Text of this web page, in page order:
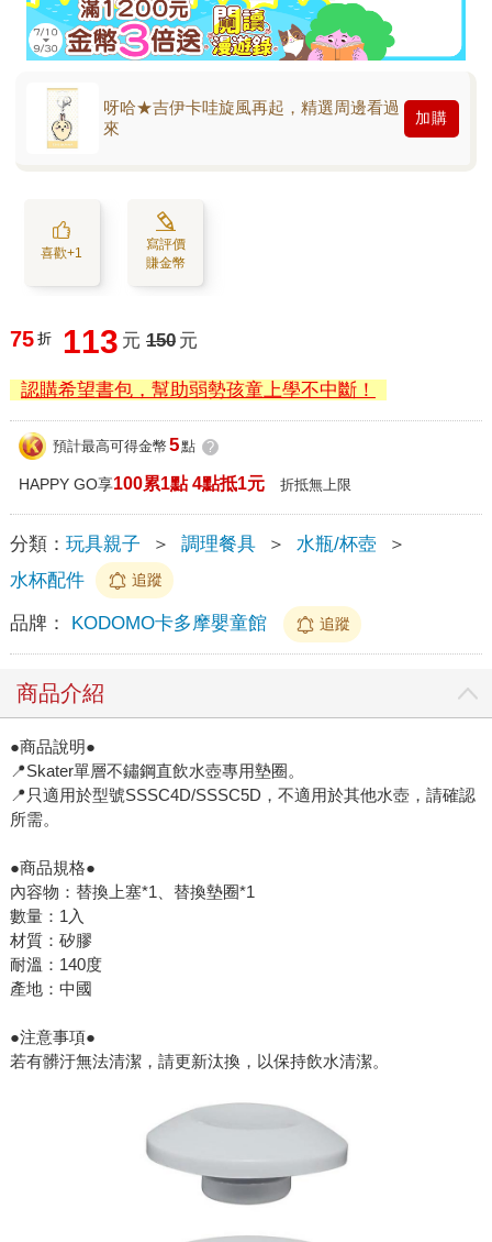
呀哈★吉伊卡哇旋風再起，精選周邊看過
來
加購
喜歡+1
寫評價
賺金幣
75 折 113 元 150 元
認購希望書包，幫助弱勢孩童上學不中斷！
預計最高可得金幣 5點 ?
HAPPY GO享100累1點 4點抵1元 折抵無上限
分類： 玩具親子 ＞ 調理餐具 ＞ 水瓶/杯壺
＞
水杯配件
追蹤
品牌： KODOMO卡多摩嬰童館 追蹤
商品介紹
●商品說明●
📍Skater單層不鏽鋼直飲水壺專用墊圈。
📍只適用於型號SSSC4D/SSSC5D，不適用於其他水壺，請確認
所需。
●商品規格●
內容物：替換上塞*1、替換墊圈*1
數量：1入
材質：矽膠
耐溫：140度
產地：中國
●注意事項●
若有髒汙無法清潔，請更新汰換，以保持飲水清潔。